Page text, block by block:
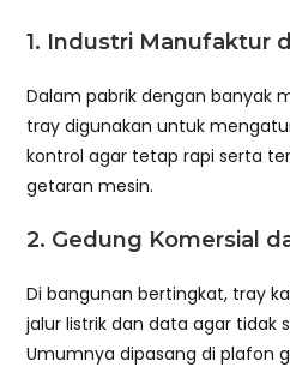
1. Industri Manufaktur
Dalam pabrik dengan banyak
tray digunakan untuk
kontrol agar tetap rapi serta
getaran mesin.
2. Gedung Komersial
Di bangunan bertingkat, tray
jalur listrik dan data agar tidak
Umumnya dipasang di plafon